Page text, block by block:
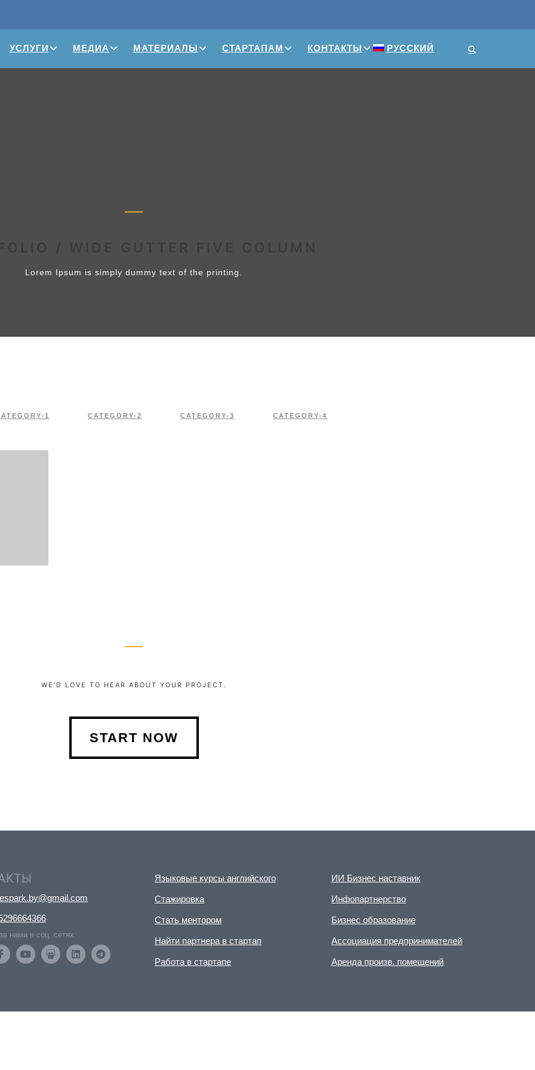
УСЛУГИ МЕДИА МАТЕРИАЛЫ СТАРТАПАМ КОНТАКТЫ РУССКИЙ
Lorem Ipsum is simply dummy text of the printing.
1 CATEGORY-2 CATEGORY-3 CATEGORY-4
WE'D LOVE TO HEAR ABOUT YOUR PROJECT.
START NOW
нами в соц. сетях:
Языковые курсы английского
Стажировка
Стать ментором
Найти партнера в стартап
Работа в стартапе
ИИ Бизнес наставник
Инфопартнерство
Бизнес образование
Ассоциация предпринимателей
Аренда произв. помещений